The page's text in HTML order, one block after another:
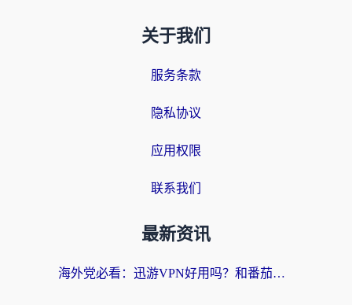
关于我们
服务条款
隐私协议
应用权限
联系我们
最新资讯
海外党必看：迅游VPN好用吗？和番茄加速器VPN对比哪个回国效果更好？